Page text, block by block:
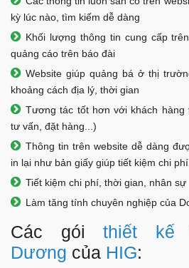
kỳ lúc nào, tìm kiếm dễ dàng
Khối lượng thông tin cung cấp
quảng cáo trên báo đài
Website giúp quảng bá ở thị
khoảng cách địa lý, thời gian
Tương tác tốt hơn với khách hàng
tư vấn, đặt hàng...)
Thông tin trên website dễ dàng
in lại như bản giấy giúp tiết kiệm chi
Tiết kiệm chi phí, thời gian, nhân sự
Làm tăng tính chuyên nghiệp của
Các gói thiết kế
Dương của HIG: